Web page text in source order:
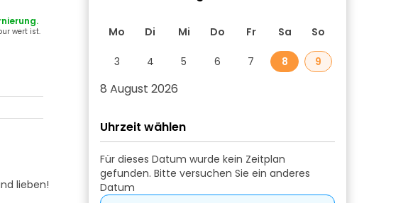
wert ist.
lieben!
Mo Di Mi Do Fr Sa So
3 4 5 6 7 8 9
8 August 2026
Uhrzeit wählen
Für dieses Datum wurde kein Zeitplan
gefunden. Bitte versuchen Sie ein anderes
Datum